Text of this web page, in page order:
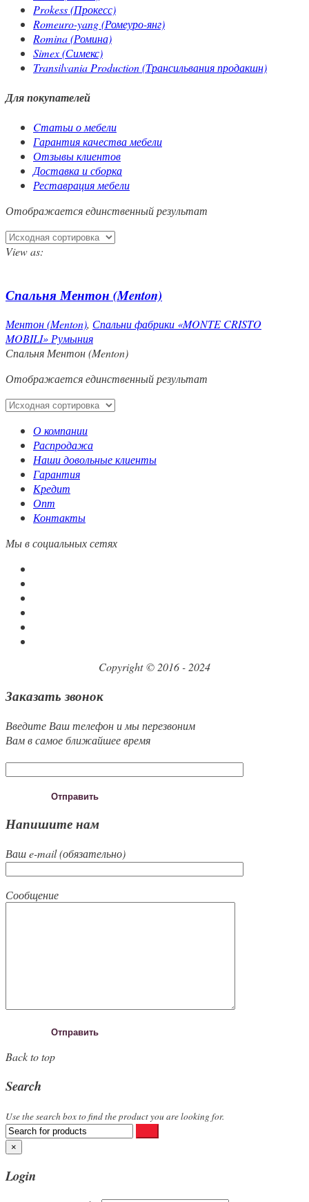
Prokess (Прокесс)
Romeuro-yang (Ромеуро-янг)
Romina (Ромина)
Simex (Симекс)
Transilvania Production (Трансильвания продакшн)
Для покупателей
Cтатьи о мебели
Гарантия качества мебели
Отзывы клиентов
Доставка и сборка
Реставрация мебели
Отображается единственный результат
View as:
Спальня Ментон (Menton)
Ментон (Menton), Спальни фабрики «MONTE CRISTO
MOBILI» Румыния
Спальня Ментон (Menton)
Отображается единственный результат
О компании
Распродажа
Наши довольные клиенты
Гарантия
Кредит
Опт
Контакты
Мы в социальных сетях
Copyright © 2016 - 2024
Заказать звонок
Введите Ваш телефон и мы перезвоним
Вам в самое ближайшее время
Напишите нам
Ваш e-mail (обязательно)
Сообщение
Back to top
Search
Use the search box to find the product you are looking for.
×
Login